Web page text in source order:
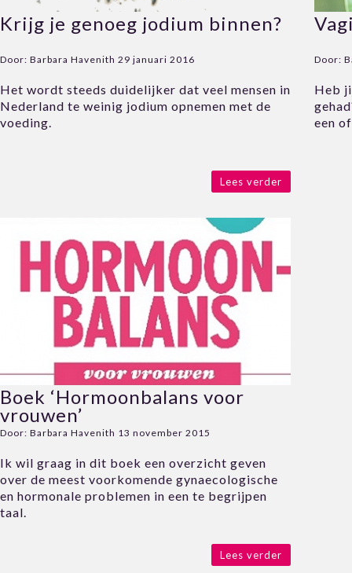
Krijg je genoeg jodium binnen?
Door: Barbara Havenith 29 januari 2016
Het wordt steeds duidelijker dat veel mensen in
Nederland te weinig jodium opnemen met de
voeding.
Lees verder
Door:
Heb
een
Boek ‘Hormoonbalans voor
vrouwen’
Door: Barbara Havenith 13 november 2015
Ik wil graag in dit boek een overzicht geven
over de meest voorkomende gynaecologische
en hormonale problemen in een te begrijpen
taal.
Lees verder